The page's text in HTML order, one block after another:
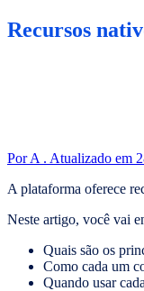
Recursos
Por A . Atualizado em
A plataforma oferece
Neste artigo, você vai
Quais são os
Como cada um
Quando usar